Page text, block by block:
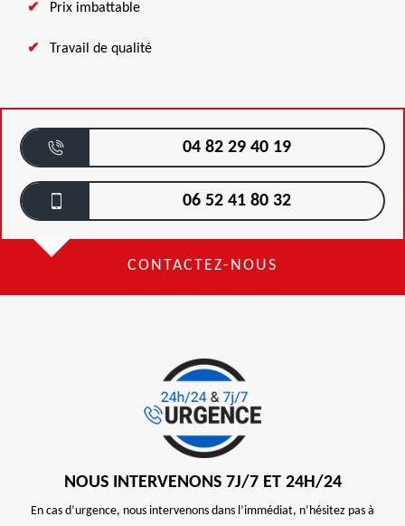
Prix imbattable
Travail de qualité
04 82 29 40 19
06 52 41 80 32
CONTACTEZ-NOUS
NOUS INTERVENONS 7J/7 ET 24H/24
En cas d’urgence, nous intervenons dans l’immédiat, n’hésitez pas à